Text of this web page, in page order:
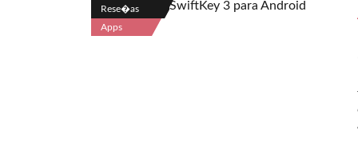
Rese�as
Apps